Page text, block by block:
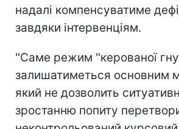
надалі компенсуватиме
завдяки інтервенціям.
''Саме режим ''керованої
залишатиметься основним
який не дозволить
зростанню попиту